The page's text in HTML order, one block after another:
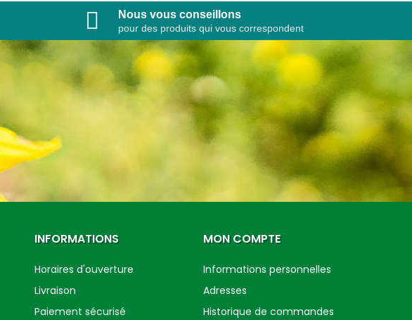
Nous vous conseillons
pour des produits qui vous correspondent
INFORMATIONS
Horaires d'ouverture
Livraison
Paiement sécurisé
MON COMPTE
Informations personnelles
Adresses
Historique de commandes